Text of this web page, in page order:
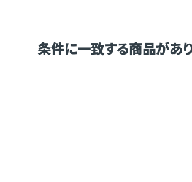
条件に一致する商品があ